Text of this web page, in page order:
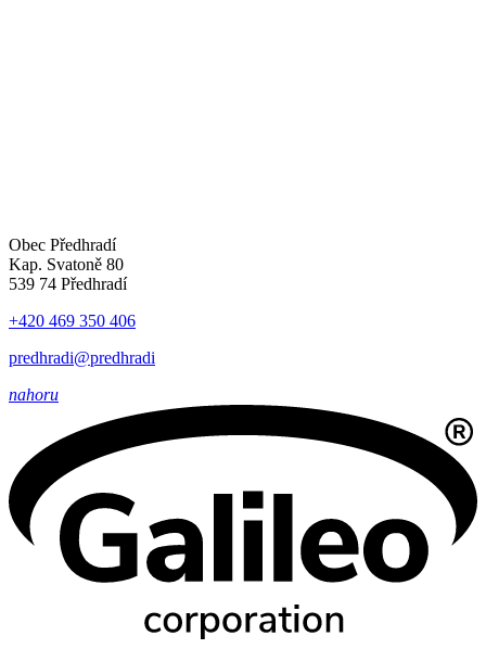
Obec Předhradí
Kap. Svatoně 80
539 74 Předhradí
+420 469 350 406
predhradi@predhradi
nahoru